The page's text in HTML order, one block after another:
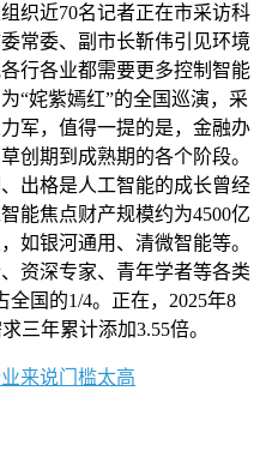
织近70名记者正在市采访科
常委、副市长靳伟引见环境
行各业都需要更多控制智能
“姹紫嫣红”的全国巡演，采
军，值得一提的是，金融办
创期到成熟期的各个阶段。
出格是人工智能的成长曾经
能焦点财产规模约为4500亿
如银河通用、清微智能等。
资深专家、青年学者等各类
全国的1/4。正在，2025年8
三年累计添加3.55倍。
来说门槛太高